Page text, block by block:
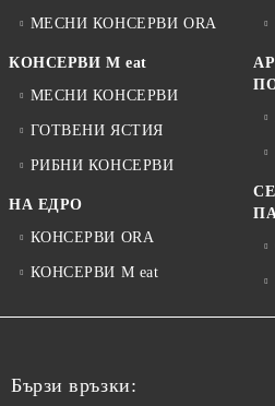
МЕСНИ КОНСЕРВИ ORA
КОНСЕРВИ M eat
МЕСНИ КОНСЕРВИ
ГОТВЕНИ ЯСТИЯ
РИБНИ КОНСЕРВИ
НА ЕДРО
КОНСЕРВИ ORA
КОНСЕРВИ M eat
Бързи връзки: